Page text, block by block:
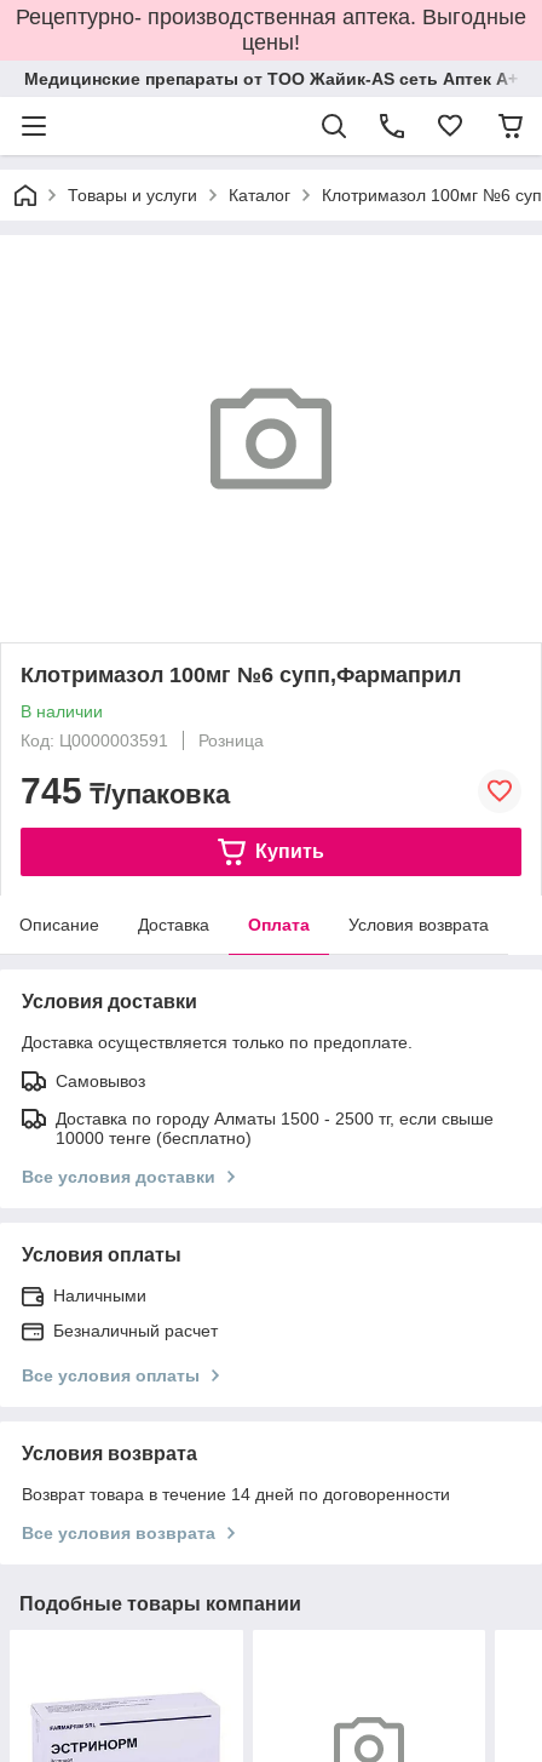
Рецептурно- производственная аптека. Выгодные
цены!
Медицинские препараты от ТОО Жайик-AS сеть Аптек А+
Товары и услуги Каталог Клотримазол 100мг №6
Клотримазол 100мг №6 супп,Фармаприл
В наличии
Код: Ц0000003591
Розница
745 ₸/упаковка
Купить
Описание Доставка Оплата Условия возврата
Условия доставки
Доставка осуществляется только по предоплате.
Самовывоз
Доставка по городу Алматы 1500 - 2500 тг, если свыше
10000 тенге (бесплатно)
Все условия доставки
Условия оплаты
Наличными
Безналичный расчет
Все условия оплаты
Условия возврата
Возврат товара в течение 14 дней по договоренности
Все условия возврата
Подобные товары компании